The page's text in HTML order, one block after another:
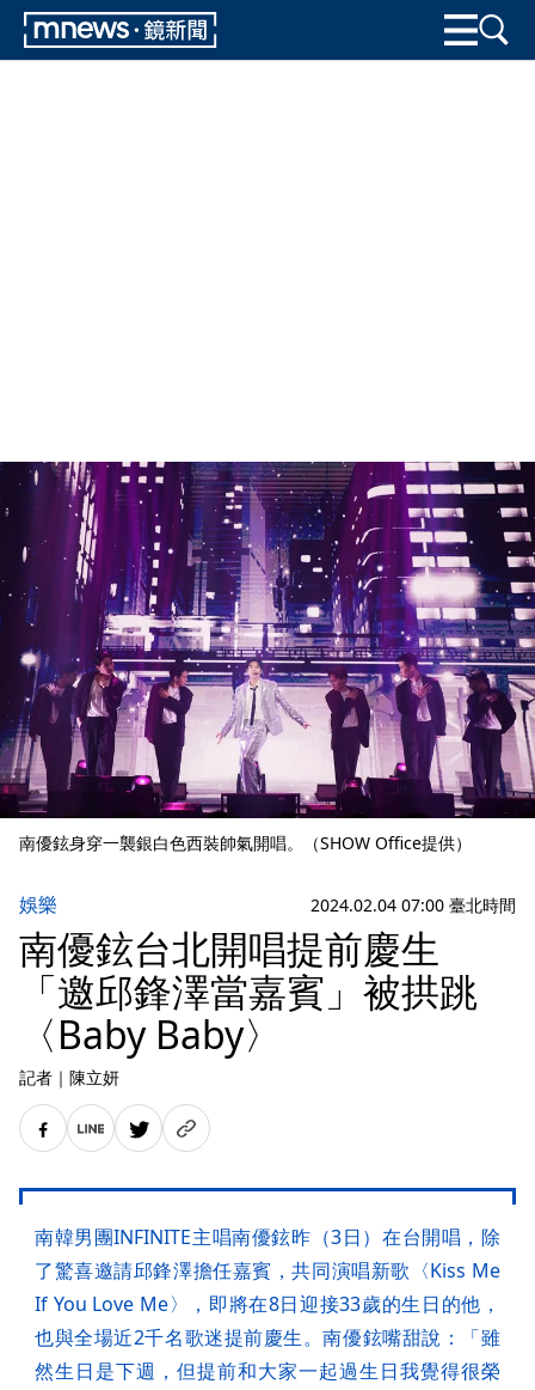
南優鉉身穿一襲銀白色西裝帥氣開唱。（SHOW Office提供）
娛樂 2024.02.04 07:00 臺北時間
南優鉉台北開唱提前慶生
「邀邱鋒澤當嘉賓」被拱跳
〈Baby Baby〉
記者 ｜ 陳立妍
南韓男團INFINITE主唱南優鉉昨（3日）在台開唱，除
了驚喜邀請邱鋒澤擔任嘉賓，共同演唱新歌〈Kiss Me
If You Love Me〉，即將在8日迎接33歲的生日的他，
也與全場近2千名歌迷提前慶生。南優鉉嘴甜說：「雖
然生日是下週，但提前和大家一起過生日我覺得很榮